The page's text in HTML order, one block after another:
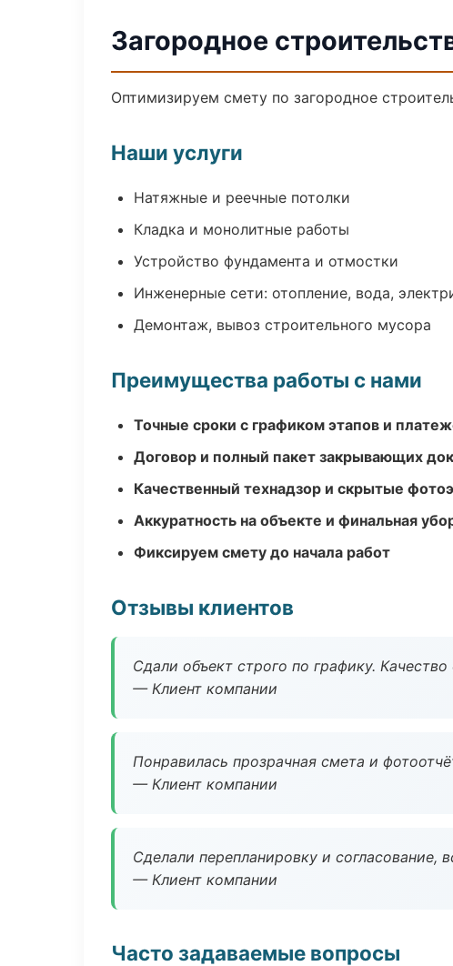
Загородное
Оптимизируем смету по загородное
Наши услуги
Натяжные и реечные потолки
Кладка и монолитные работы
Устройство фундамента и отмостки
Инженерные сети: отопление, вода,
Демонтаж, вывоз строительного мусора
Преимущества работы с нами
Точные сроки с графиком этапов и
Договор и полный пакет закрывающих
Качественный технадзор и скрытые
Аккуратность на объекте и финальная
Фиксируем смету до начала работ
Отзывы клиентов
Сдали объект строго по графику.
— Клиент компании
Понравилась прозрачная смета и
— Клиент компании
Сделали перепланировку и согласование,
— Клиент компании
Часто задаваемые вопросы